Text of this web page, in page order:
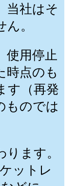
当社はそ
。
使用停止
時点のも
す（再発
ものでは
ります。
ットレ